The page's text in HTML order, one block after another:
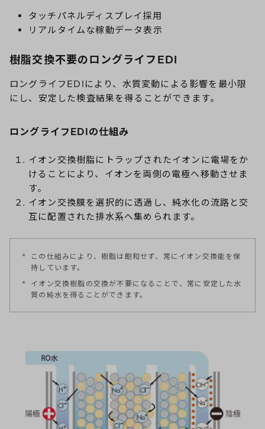
タッチパネルディスプレイ採用
リアルタイムな稼動データ表示
樹脂交換不要のロングライフEDI
ロングライフEDIにより、水質変動による影響を最小限
にし、安定した検査結果を得ることができます。
ロングライフEDIの仕組み
イオン交換樹脂にトラップされたイオンに電場をか
けることにより、イオンを両側の電極へ移動させま
す。
イオン交換膜を選択的に透過し、純水化の流路と交
互に配置された排水系へ集められます。
*
この仕組みにより、樹脂は飽和せず、常にイオン交換能を保
持しています。
*
イオン交換樹脂の交換が不要になることで、常に安定した水
質の純水を得ることができます。